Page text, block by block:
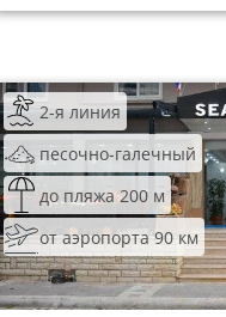
2-я линия
песочно-галечный
до пляжа 200 м
от аэропорта 90 км